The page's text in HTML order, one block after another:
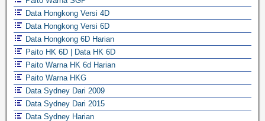
Data Hongkong Versi 4D
Data Hongkong Versi 6D
Data Hongkong 6D Harian
Paito HK 6D | Data HK 6D
Paito Warna HK 6d Harian
Paito Warna HKG
Data Sydney Dari 2009
Data Sydney Dari 2015
Data Sydney Harian